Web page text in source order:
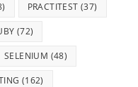
PRACTITEST (37)
(72)
SELENIUM (48)
(162)